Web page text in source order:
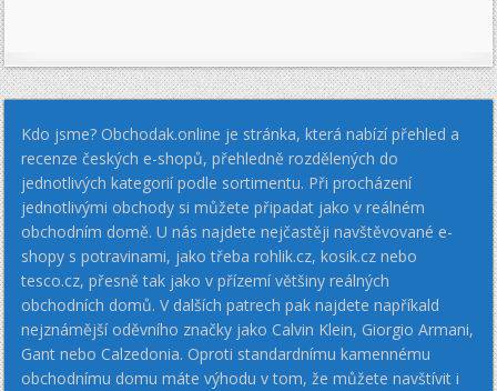
Kdo jsme? Obchodak.online je stránka, která nabízí přehled a
recenze českých e-shopů, přehledně rozdělených do
jednotlivých kategorií podle sortimentu. Při procházení
jednotlivými obchody si můžete připadat jako v reálném
obchodním domě. U nás najdete nejčastěji navštěvované e-
shopy s potravinami, jako třeba rohlik.cz, kosik.cz nebo
tesco.cz, přesně tak jako v přízemí většiny reálných
obchodních domů. V dalších patrech pak najdete napříkald
nejznámější oděvního značky jako Calvin Klein, Giorgio Armani,
Gant nebo Calzedonia. Oproti standardnímu kamennému
obchodnímu domu máte výhodu v tom, že můžete navštívit i